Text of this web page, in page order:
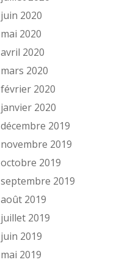
juin 2020
mai 2020
avril 2020
mars 2020
février 2020
janvier 2020
décembre 2019
novembre 2019
octobre 2019
septembre 2019
août 2019
juillet 2019
juin 2019
mai 2019